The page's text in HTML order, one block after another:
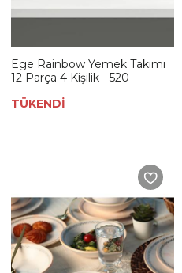
Ege Rainbow Yemek Takımı
12 Parça 4 Kişilik - 520
TÜKENDİ